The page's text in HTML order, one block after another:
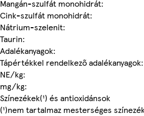
Mangán-szulfát monohidrát:
Cink-szulfát monohidrát:
Nátrium-szelenit:
Taurin:
Adalékanyagok:
Tápértékkel rendelkező adalékanyagok:
NE/kg:
mg/kg:
Színezékek(¹) és antioxidánsok
(¹)nem tartalmaz mesterséges